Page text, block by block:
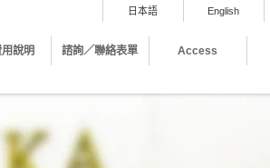
日本語 English
說明 諮詢／聯絡表單 Access